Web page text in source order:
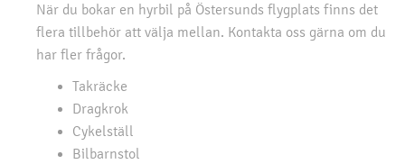
När du bokar en hyrbil på Östersunds flygplats finns det
flera tillbehör att välja mellan. Kontakta oss gärna om du
har fler frågor.
Takräcke
Dragkrok
Cykelställ
Bilbarnstol